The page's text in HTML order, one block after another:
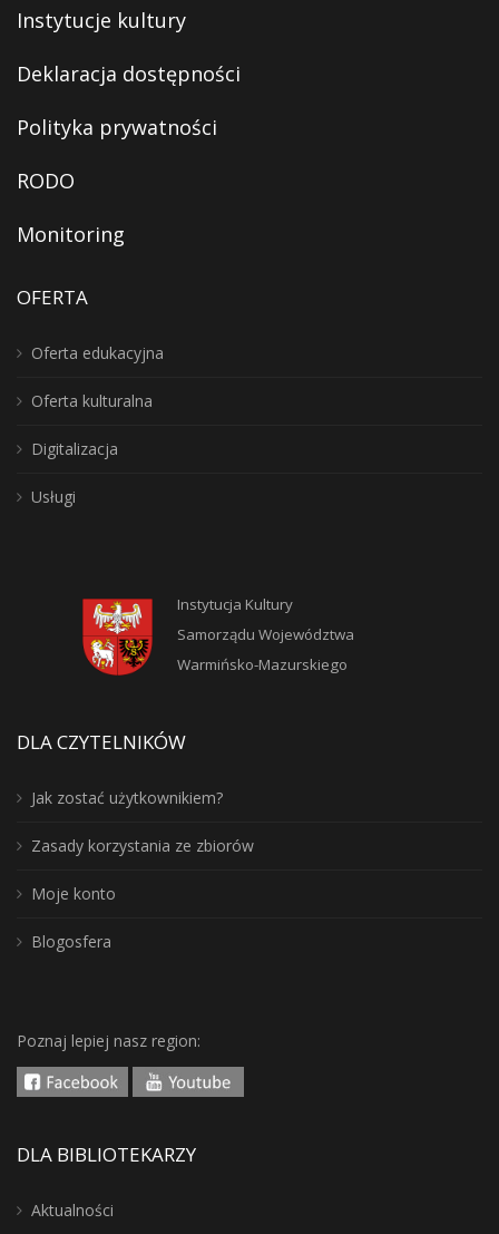
Instytucje kultury
Deklaracja dostępności
Polityka prywatności
RODO
Monitoring
OFERTA
Oferta edukacyjna
Oferta kulturalna
Digitalizacja
Usługi
Instytucja Kultury
Samorządu Województwa
Warmińsko-Mazurskiego
DLA CZYTELNIKÓW
Jak zostać użytkownikiem?
Zasady korzystania ze zbiorów
Moje konto
Blogosfera
Poznaj lepiej nasz region:
DLA BIBLIOTEKARZY
Aktualności